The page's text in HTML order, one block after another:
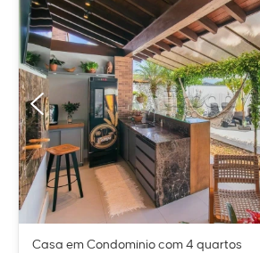
Casa em Condomínio com 4 quartos